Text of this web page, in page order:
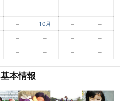
– – –
–
– 10月 – –
– – –
–
– – – –
基本情報